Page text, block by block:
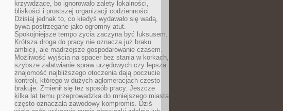
krzywdzące, bo ignorowało zalety lokalności,
bliskości i prostszej organizacji codzienności.
Dzisiaj jednak to, co kiedyś wydawało się wadą,
bywa postrzegane jako ogromny atut.
Spokojniejsze tempo życia zaczyna być luksusem.
Krótsza droga do pracy nie oznacza już braku
ambicji, ale mądrzejsze gospodarowanie czasem.
Możliwość wyjścia na spacer bez stania w korkach,
szybsze załatwianie spraw urzędowych czy lepsza
znajomość najbliższego otoczenia dają poczucie
kontroli, którego w dużych aglomeracjach często
brakuje. Zmienił się też sposób pracy. Jeszcze
kilka lat temu przeprowadzka do mniejszego miasta
często oznaczała zawodowy kompromis. Dziś